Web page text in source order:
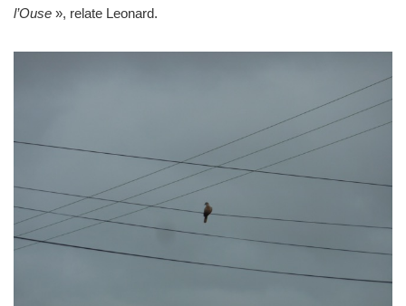
l’Ouse », relate Leonard.